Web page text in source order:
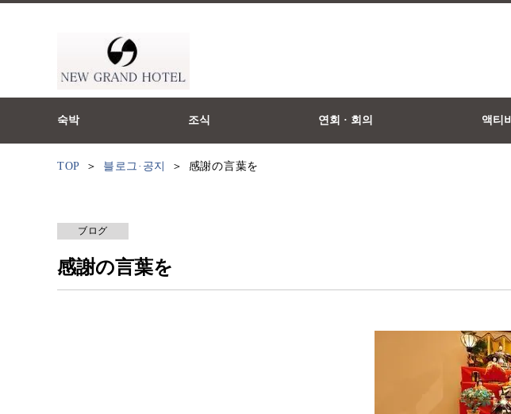
숙박 조식 연회 · 회의 액티
TOP 블로그·공지 感謝の言葉を
ブログ
感謝の言葉を